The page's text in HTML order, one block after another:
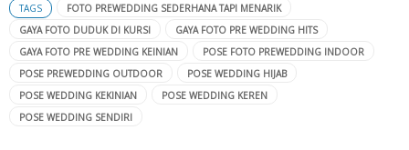
TAGS
FOTO PREWEDDING SEDERHANA TAPI MENARIK
GAYA FOTO DUDUK DI KURSI
GAYA FOTO PRE WEDDING HITS
GAYA FOTO PRE WEDDING KEINIAN
POSE FOTO PREWEDDING INDOOR
POSE PREWEDDING OUTDOOR
POSE WEDDING HIJAB
POSE WEDDING KEKINIAN
POSE WEDDING KEREN
POSE WEDDING SENDIRI